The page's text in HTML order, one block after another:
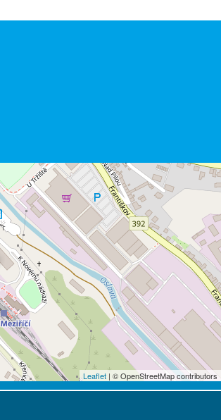
Leaflet | © OpenStreetMap contributors